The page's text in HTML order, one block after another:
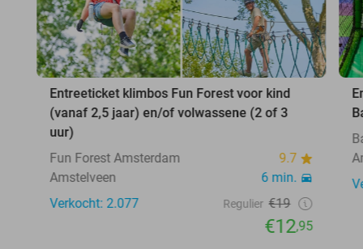
Entreeticket klimbos Fun Forest voor kind
(vanaf 2,5 jaar) en/of volwassene (2 of 3
uur)
Fun Forest Amsterdam
9.7
Amstelveen
6 min.
Verkocht: 2.077
Regulier €19
€12,95